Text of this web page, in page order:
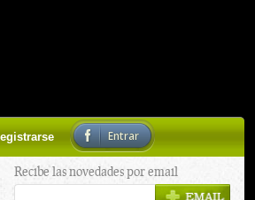
Entrar
Recibe las novedades por email